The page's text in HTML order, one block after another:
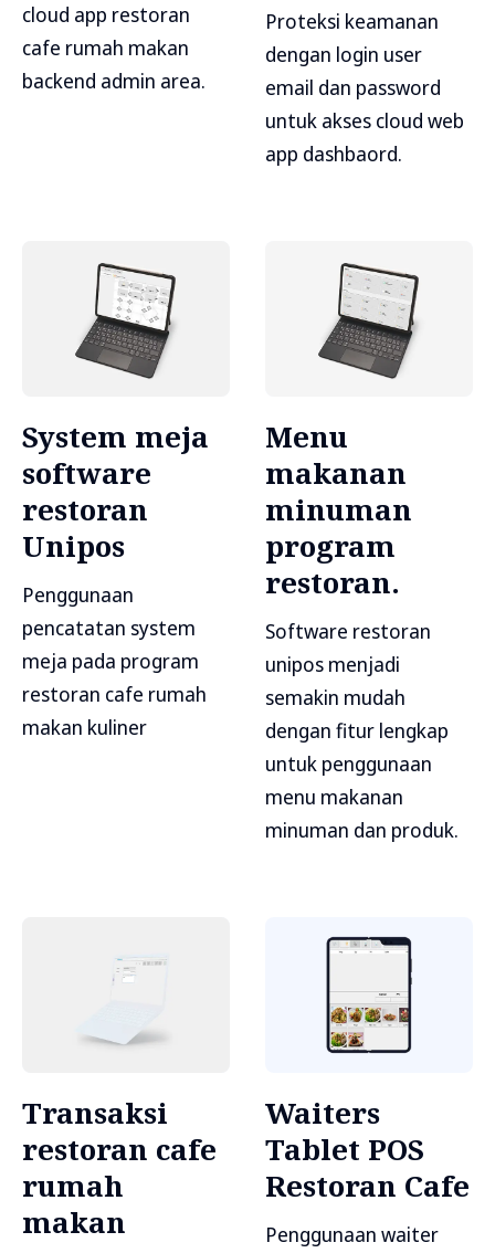
cloud app restoran
cafe rumah makan
backend admin area.
Proteksi keamanan
dengan login user
email dan password
untuk akses cloud web
app dashbaord.
System meja
software
restoran
Unipos
Penggunaan
pencatatan system
meja pada program
restoran cafe rumah
makan kuliner
Menu
makanan
minuman
program
restoran.
Software restoran
unipos menjadi
semakin mudah
dengan fitur lengkap
untuk penggunaan
menu makanan
minuman dan produk.
Transaksi
restoran cafe
rumah
makan
Waiters
Tablet POS
Restoran Cafe
Penggunaan waiter